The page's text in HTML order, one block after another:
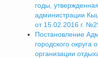
годы,
администрации
от 15.02.2016 г.
Постановление
городского
организации